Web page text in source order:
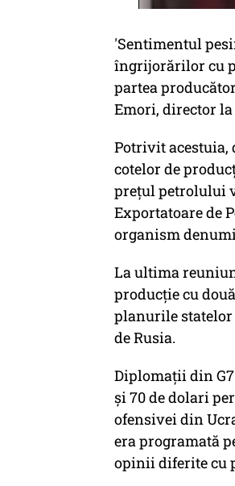
'Sentimentul
îngrijorărilor cu
partea
Emori, director
Potrivit acestuia,
cotelor de
preţul petrolului
Exportatoare de
organism
La ultima
producţie cu
planurile statelor
de Rusia.
Diplomaţii din
şi 70 de dolari
ofensivei din
era programată
opinii diferite cu